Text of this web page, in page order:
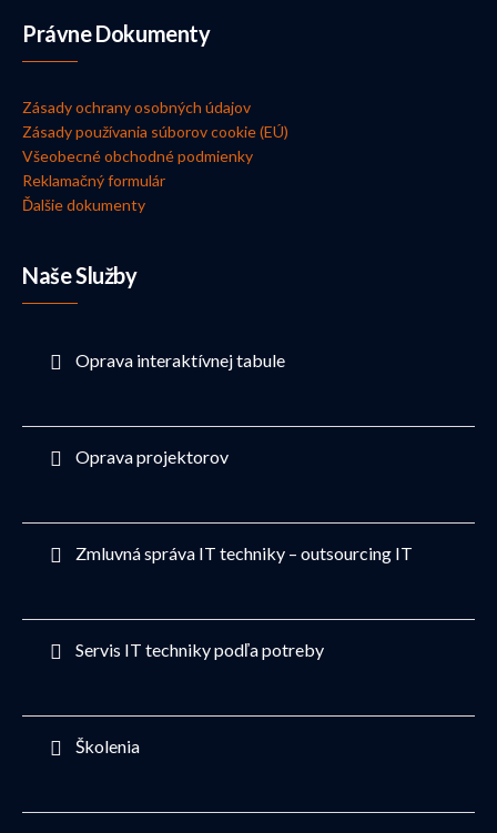
Právne Dokumenty
Zásady ochrany osobných údajov
Zásady používania súborov cookie (EÚ)
Všeobecné obchodné podmienky
Reklamačný formulár
Ďalšie dokumenty
Naše Služby
Oprava interaktívnej tabule
Oprava projektorov
Zmluvná správa IT techniky – outsourcing IT
Servis IT techniky podľa potreby
Školenia